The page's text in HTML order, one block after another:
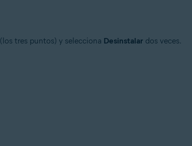
(los tres puntos) y selecciona Desinstalar dos veces.